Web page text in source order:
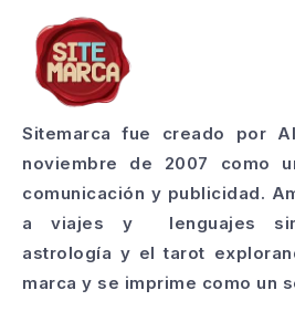
Sitemarca fue creado por
noviembre de 2007 como
comunicación y publicidad.
a viajes y lenguajes
astrología y el tarot
marca y se imprime como un